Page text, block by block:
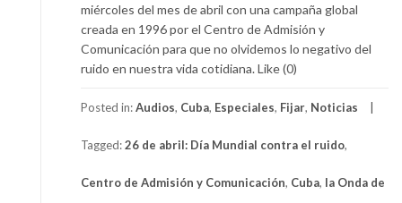
miércoles del mes de abril con una campaña global
creada en 1996 por el Centro de Admisión y
Comunicación para que no olvidemos lo negativo del
ruido en nuestra vida cotidiana. Like (0)
Posted in:Audios, Cuba, Especiales, Fijar, Noticias
Tagged:26 de abril: Día Mundial contra el ruido,
Centro de Admisión y Comunicación, Cuba, la Onda de